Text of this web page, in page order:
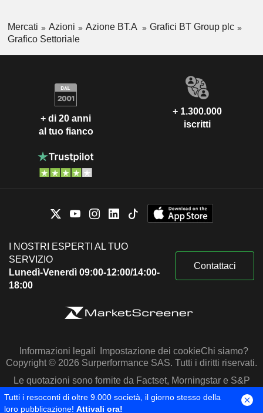
Mercati Azioni Azione BT.A
Grafici BT Group plc
Grafico Settoriale
+ di 20 anni
al tuo fianco
+ 1.300.000
iscritti
I NOSTRI ESPERTI AL TUO
SERVIZIO
Lunedì-Venerdì 09:00-12:00/14:00-
18:00
Contattaci
Informazioni legali Impostazione dei cookieChi siamo?
Copyright © 2026 Surperformance SAS. Tutti i diritti riservati.
Le quotazioni sono fornite da Factset, Morningstar e S&P
Capital IQ
Tutti i resoconti di oltre 9.000 società, il giorno stesso della
loro pubblicazione! Attivali ora!